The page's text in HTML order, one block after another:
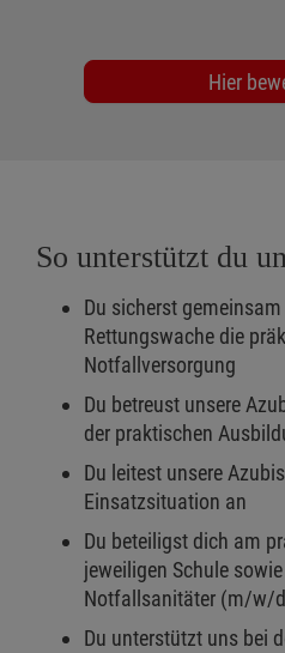
Hier
So unterstützt du
Du sicherst
Rettungswache die
Notfallversorgung
Du betreust unsere
der praktischen
Du leitest unsere
Einsatzsituation an
Du beteiligst dich am
jeweiligen Schule
Notfallsanitäter (m/w/
Du unterstützt uns bei